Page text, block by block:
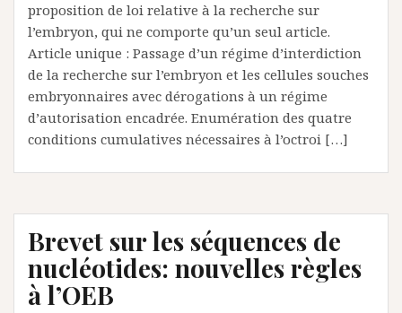
proposition de loi relative à la recherche sur
l’embryon, qui ne comporte qu’un seul article.
Article unique : Passage d’un régime d’interdiction
de la recherche sur l’embryon et les cellules souches
embryonnaires avec dérogations à un régime
d’autorisation encadrée. Enumération des quatre
conditions cumulatives nécessaires à l’octroi […]
Brevet sur les séquences de
nucléotides: nouvelles règles
à l’OEB